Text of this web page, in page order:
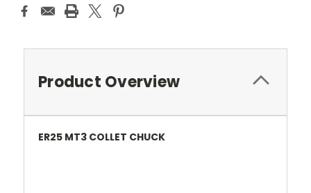
Product Overview
ER25 MT3 COLLET CHUCK